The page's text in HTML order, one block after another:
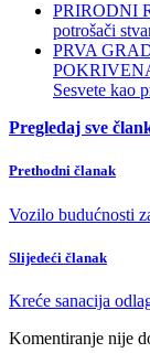
PRIRODNI
potrošači
PRVA
Sesvete kao
Pregledaj sve
Prethodni članak
Vozilo budućnosti
Slijedeći članak
Kreće sanacija
Komentiranje nije